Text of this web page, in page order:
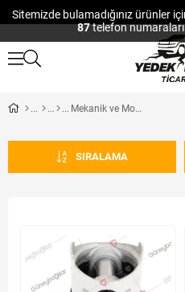
Sitemizde bulamadığınız ürünler
87telefon
Mekanik ve Motor
SIRALAMA